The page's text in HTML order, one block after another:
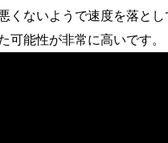
くないようで速度を落と
可能性が非常に高いです。